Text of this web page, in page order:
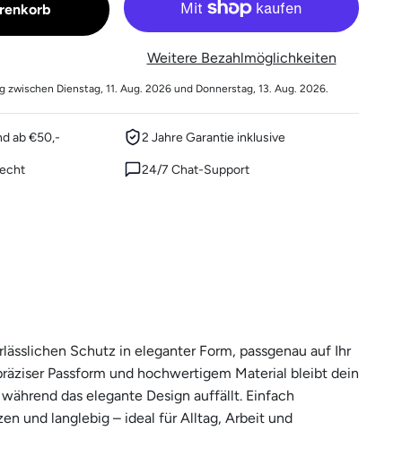
Weitere Bezahlmöglichkeiten
zwischen Dienstag, 11. Aug. 2026 und Donnerstag, 13. Aug. 2026.
ab €50,- 2 Jahre Garantie inklusive
24/7 Chat-Support
Schutz in eleganter Form, passgenau auf Ihr
Passform und hochwertigem Material bleibt dein
das elegante Design auffällt. Einfach
und langlebig – ideal für Alltag, Arbeit und